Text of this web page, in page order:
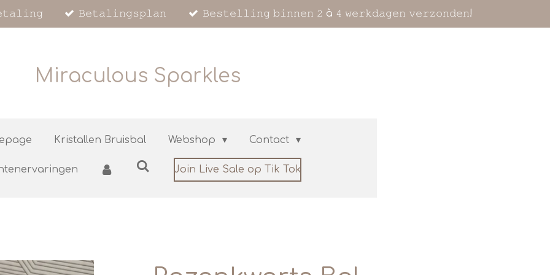
𝙱𝚎𝚝𝚊𝚕𝚒𝚗𝚐𝚜𝚙𝚕𝚊𝚗 𝙱𝚎𝚜𝚝𝚎𝚕𝚕𝚒𝚗𝚐 𝚋𝚒𝚗𝚗𝚎𝚗 𝟸 à 𝟺 𝚠𝚎𝚛𝚔𝚍𝚊𝚐𝚎𝚗 𝚟𝚎𝚛𝚣𝚘𝚗𝚍𝚎𝚗!
Miraculous Sparkles
Kristallen Bruisbal Webshop Contact
Join Live Sale op Tik Tok